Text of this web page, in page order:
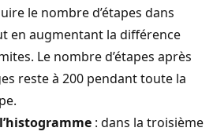
le nombre d’étapes dans
en augmentant la différence
Le nombre d’étapes après
reste à 200 pendant toute la
: dans la troisième